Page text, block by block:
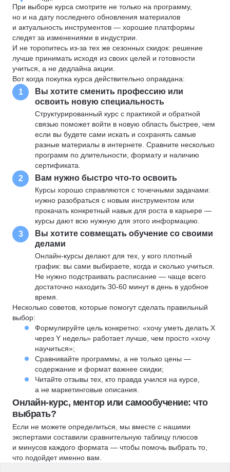
При выборе курса смотрите не только на программу,
но и на дату последнего обновления материалов
и актуальность инструментов — хорошие платформы
следят за изменениями в индустрии.
И не торопитесь из-за тех же сезонных скидок: решение
лучше принимать исходя из своих целей и готовности
учиться, а не дедлайна акции.
Вот когда покупка курса действительно оправдана:
1
Вы хотите сменить профессию или
освоить новую специальность
Структурированный курс с практикой и обратной
связью поможет войти в новую область быстрее, чем
если вы будете сами искать и сохранять самые
разные материалы в интернете. Сравните несколько
программ по длительности, формату и наличию
сертификата.
2 Вам нужно быстро что-то освоить
Курсы хорошо справляются с точечными задачами:
нужно разобраться с новым инструментом или
прокачать конкретный навык для роста в карьере —
курсы дают всю нужную для этого информацию.
3
Вы хотите совмещать обучение со своими
делами
Онлайн-курсы делают для тех, у кого плотный
график: вы сами выбираете, когда и сколько учиться.
Не нужно подстраивать расписание — чаще всего
достаточно находить 30-60 минут в день в удобное
время.
Несколько советов, которые помогут сделать правильный
выбор:
Формулируйте цель конкретно: «хочу уметь делать X
через Y недель» работает лучше, чем просто «хочу
научиться»;
Сравнивайте программы, а не только цены —
содержание и формат важнее скидки;
Читайте отзывы тех, кто правда учился на курсе,
а не маркетинговые описания.
Онлайн-курс, ментор или самообучение: что
выбрать?
Если не можете определиться, мы вместе с нашими
экспертами составили сравнительную таблицу плюсов
и минусов каждого формата — чтобы помочь выбрать то,
что подойдет именно вам.